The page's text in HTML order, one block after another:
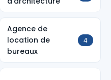
Agence de
location de
bureaux
4